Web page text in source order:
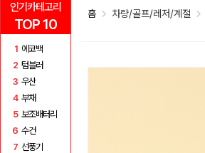
인기카테고리
TOP 10
1 에코백
2 텀블러
3 우산
4 부채
5 보조배터리
6 수건
7 선풍기
홈 차량/골프/레저/계절